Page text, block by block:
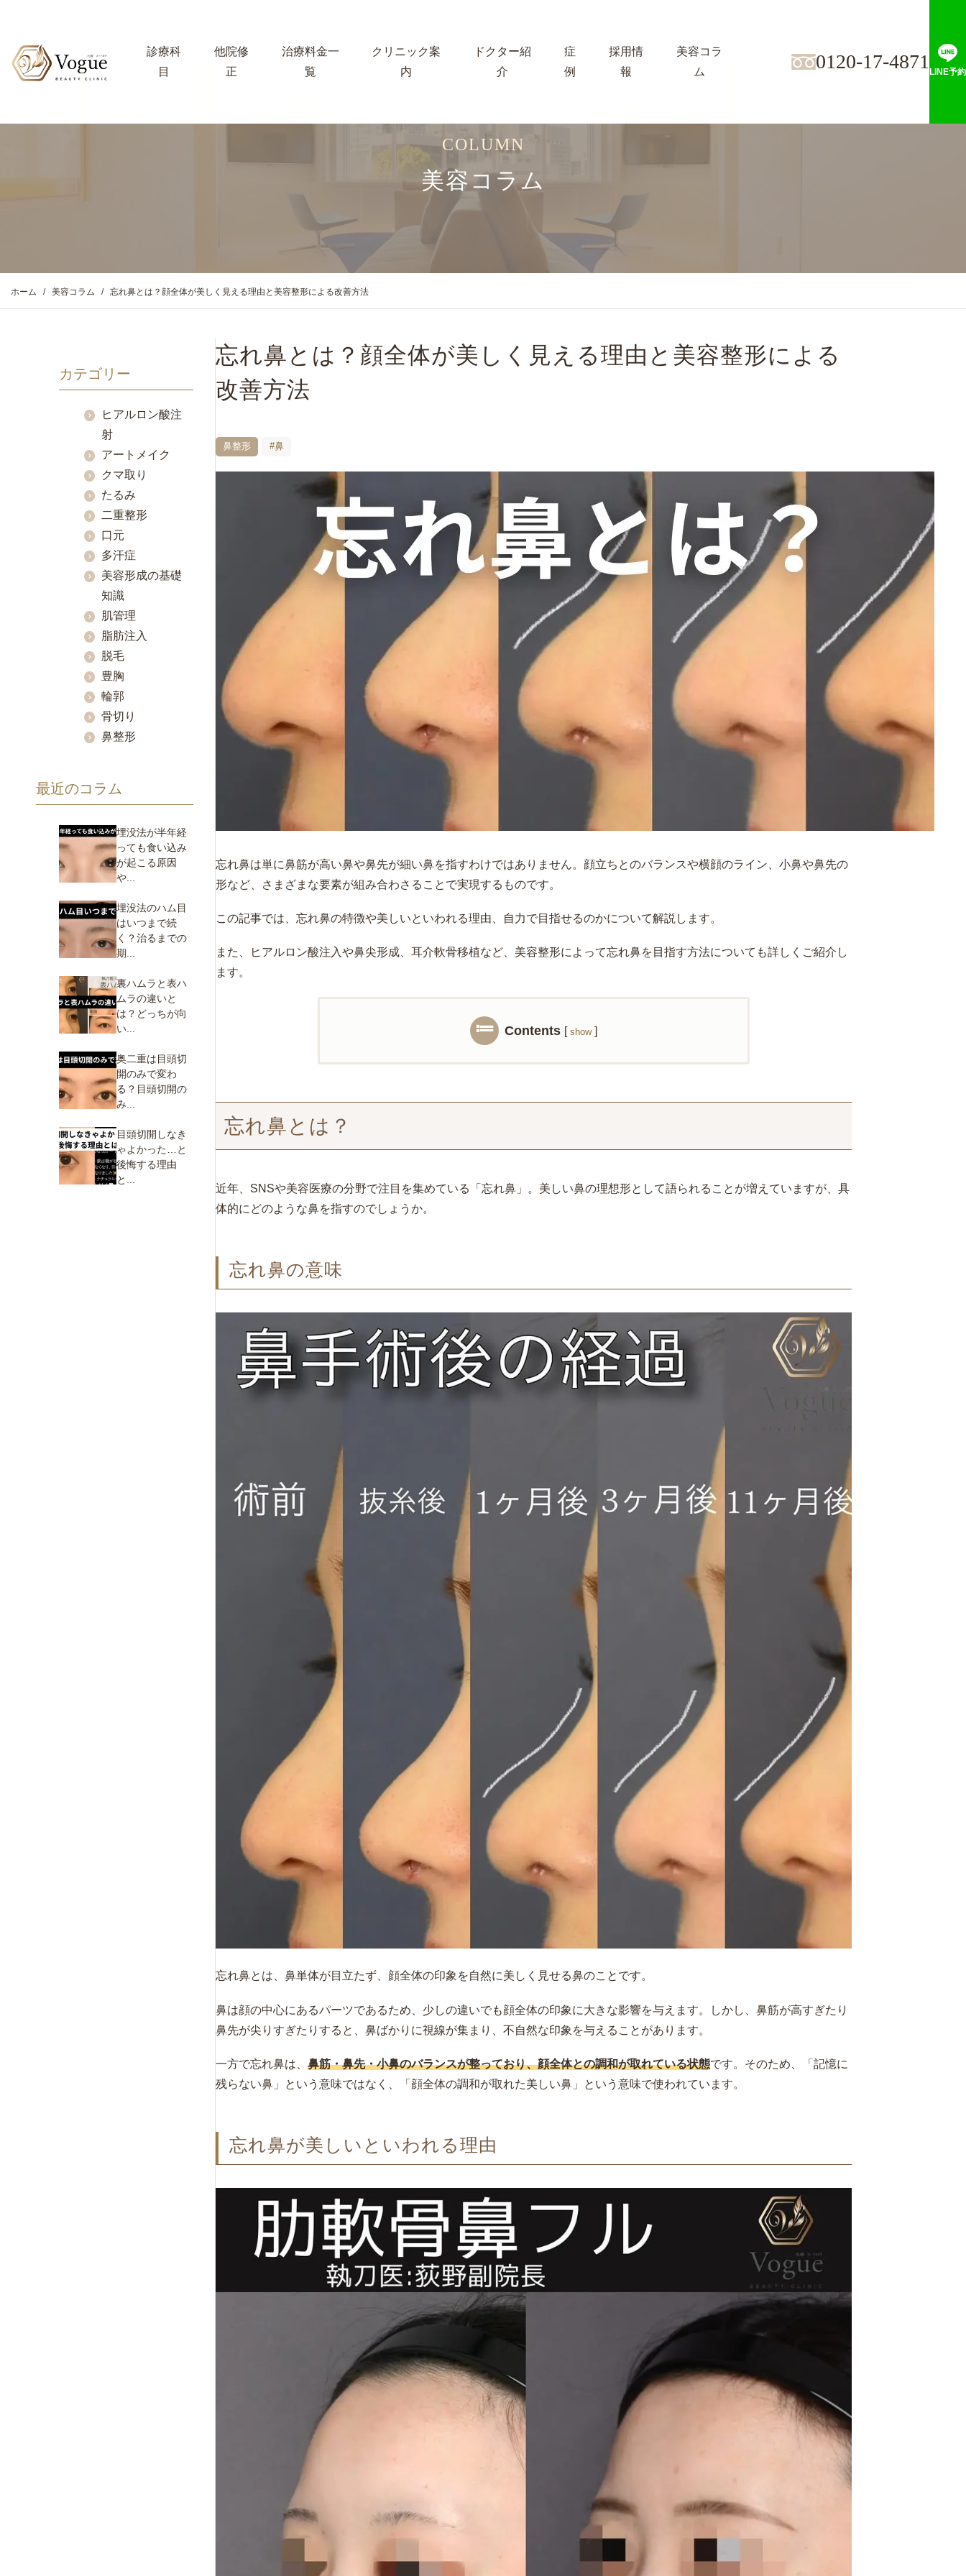
診療科
目
他院修
正
治療料金一
覧
クリニック案
内
ドクター紹
介
症
例
採用情
報
美容コラ
ム
0120-17-4871 LINE予約
COLUMN
美容コラム
ホーム 美容コラム 忘れ鼻とは？顔全体が美しく見える理由と美容整形による改善方法
忘れ鼻とは？顔全体が美しく見える理由と美容整形による
改善方法
鼻整形 #鼻
忘れ鼻は単に鼻筋が高い鼻や鼻先が細い鼻を指すわけではありません。顔立ちとのバランスや横顔のライン、小鼻や鼻先の
形など、さまざまな要素が組み合わさることで実現するものです。
この記事では、忘れ鼻の特徴や美しいといわれる理由、自力で目指せるのかについて解説します。
また、ヒアルロン酸注入や鼻尖形成、耳介軟骨移植など、美容整形によって忘れ鼻を目指す方法についても詳しくご紹介し
ます。
Contents [ show ]
忘れ鼻とは？
近年、SNSや美容医療の分野で注目を集めている「忘れ鼻」。美しい鼻の理想形として語られることが増えていますが、具
体的にどのような鼻を指すのでしょうか。
忘れ鼻の意味
忘れ鼻とは、鼻単体が目立たず、顔全体の印象を自然に美しく見せる鼻のことです。
鼻は顔の中心にあるパーツであるため、少しの違いでも顔全体の印象に大きな影響を与えます。しかし、鼻筋が高すぎたり
鼻先が尖りすぎたりすると、鼻ばかりに視線が集まり、不自然な印象を与えることがあります。
一方で忘れ鼻は、 鼻筋・鼻先・小鼻のバランスが整っており、顔全体との調和が取れている状態です。そのため、「記憶に
残らない鼻」という意味ではなく、「顔全体の調和が取れた美しい鼻」という意味で使われています。
忘れ鼻が美しいといわれる理由
カテゴリー
ヒアルロン酸注
射
アートメイク
クマ取り
たるみ
二重整形
口元
多汗症
美容形成の基礎
知識
肌管理
脂肪注入
脱毛
豊胸
輪郭
骨切り
鼻整形
最近のコラム
埋没法が半年経
っても食い込み
が起こる原因
や...
埋没法のハム目
はいつまで続
く？治るまでの
期...
裏ハムラと表ハ
ムラの違いと
は？どっちが向
い...
奥二重は目頭切
開のみで変わ
る？目頭切開の
み...
目頭切開しなき
ゃよかった…と
後悔する理由
と...